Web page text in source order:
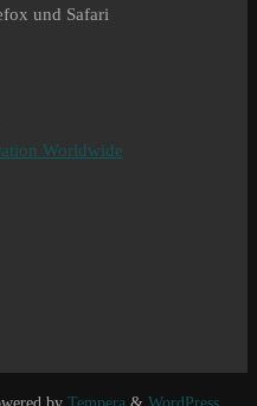
und Safari
Worldwide